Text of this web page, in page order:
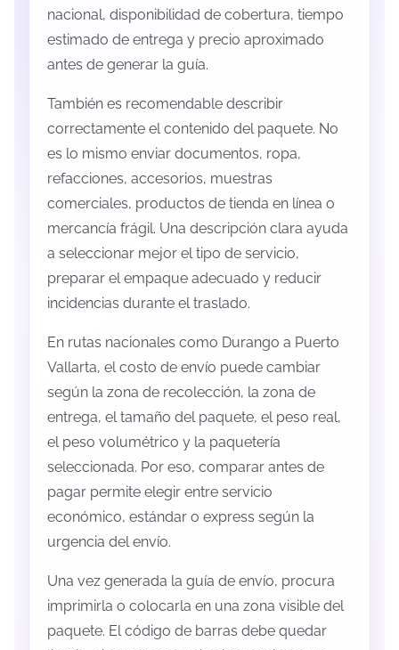
nacional, disponibilidad de cobertura, tiempo
estimado de entrega y precio aproximado
antes de generar la guía.
También es recomendable describir
correctamente el contenido del paquete. No
es lo mismo enviar documentos, ropa,
refacciones, accesorios, muestras
comerciales, productos de tienda en línea o
mercancía frágil. Una descripción clara ayuda
a seleccionar mejor el tipo de servicio,
preparar el empaque adecuado y reducir
incidencias durante el traslado.
En rutas nacionales como Durango a Puerto
Vallarta, el costo de envío puede cambiar
según la zona de recolección, la zona de
entrega, el tamaño del paquete, el peso real,
el peso volumétrico y la paquetería
seleccionada. Por eso, comparar antes de
pagar permite elegir entre servicio
económico, estándar o express según la
urgencia del envío.
Una vez generada la guía de envío, procura
imprimirla o colocarla en una zona visible del
paquete. El código de barras debe quedar